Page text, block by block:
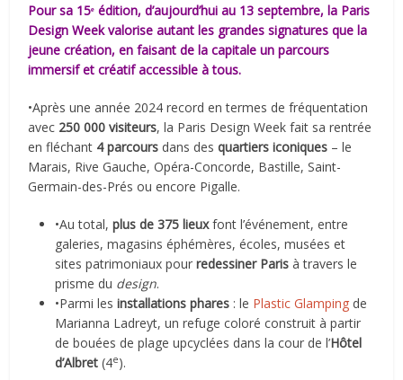
Pour sa 15ᵉ édition, d’aujourd’hui au 13 septembre, la Paris
Design Week valorise autant les grandes signatures que la
jeune création, en faisant de la capitale un parcours
immersif et créatif accessible à tous.
•Après une année 2024 record en termes de fréquentation
avec 250 000 visiteurs, la Paris Design Week fait sa rentrée
en fléchant 4 parcours dans desquartiers iconiques – le
Marais, Rive Gauche, Opéra-Concorde, Bastille, Saint-
Germain-des-Prés ou encore Pigalle.
•Au total,plus de 375 lieuxfont l’événement, entre
galeries, magasins éphémères, écoles, musées et
sites patrimoniaux pourredessiner Paris à travers le
prisme du design.
•Parmi lesinstallations phares : le Plastic Glamping de
Marianna Ladreyt, un refuge coloré construit à partir
de bouées de plage upcyclées dans la cour de l’Hôtel
d’Albret (4e).